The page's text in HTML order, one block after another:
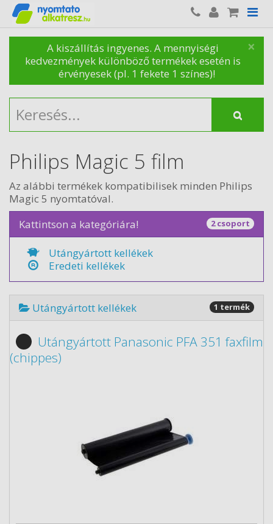
×
A kiszállítás ingyenes. A mennyiségi
kedvezmények különböző termékek esetén is
érvényesek (pl. 1 fekete 1 színes)!
Philips Magic 5 film
Az alábbi termékek kompatibilisek minden Philips
Magic 5 nyomtatóval.
Kattintson a kategóriára!
2 csoport
Utángyártott kellékek
Eredeti kellékek
Utángyártott kellékek 1 termék
Utángyártott Panasonic PFA 351 faxfilm
(chippes)